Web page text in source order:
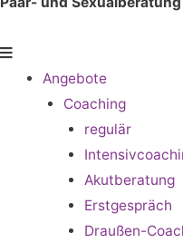
Menü
Angebote
Coaching
regulär
Akutberatung
Erstgespräch
Draußen-